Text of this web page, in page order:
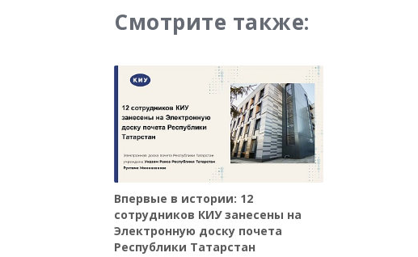
Смотрите также:
Впервые в истории: 12
сотрудников КИУ занесены на
Электронную доску почета
Республики Татарстан